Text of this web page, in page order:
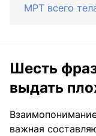
МРТ всего
Шесть
выдать
важная